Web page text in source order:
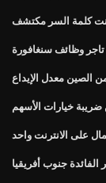
كلمة السر مكتشف
وظائف سنغافورة
الصين معدل الإيداع
خيارات الأسهم
على الانترنت واحد
جنوب أفريقيا